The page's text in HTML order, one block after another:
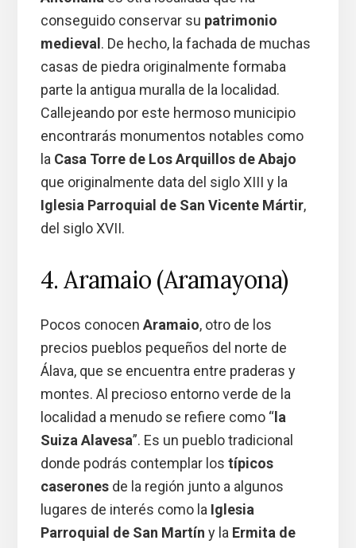
conseguido conservar su patrimonio
medieval . De hecho, la fachada de muchas
casas de piedra originalmente formaba
parte la antigua muralla de la localidad.
Callejeando por este hermoso municipio
encontrarás monumentos notables como
la Casa Torre de Los Arquillos de Abajo
que originalmente data del siglo XIII y la
Iglesia Parroquial de San Vicente Mártir,
del siglo XVII.
4. Aramaio (Aramayona)
Pocos conocen Aramaio, otro de los
precios pueblos pequeños del norte de
Álava, que se encuentra entre praderas y
montes. Al precioso entorno verde de la
localidad a menudo se refiere como “la
Suiza Alavesa”. Es un pueblo tradicional
donde podrás contemplar los típicos
caseronesde la región junto a algunos
lugares de interés como la Iglesia
Parroquial de San Martín y la Ermita de